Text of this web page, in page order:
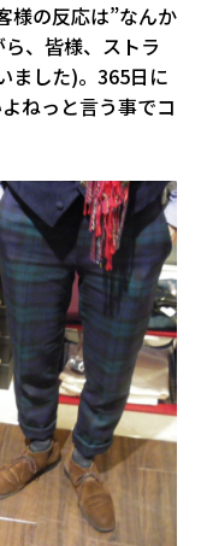
様の反応は”なんか
、皆様、ストラ
ました)。365日に
ねっと言う事でコ